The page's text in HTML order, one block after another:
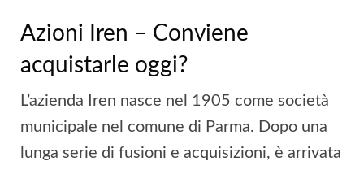
Azioni Iren – Conviene
acquistarle oggi?
L’azienda Iren nasce nel 1905 come società
municipale nel comune di Parma. Dopo una
lunga serie di fusioni e acquisizioni, è arrivata